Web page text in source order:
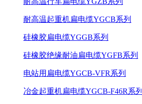
耐高温起重机扁电缆YGCB系列
硅橡胶扁电缆YGGB系列
硅橡胶绝缘耐油扁电缆YGFB系列
电站用扁电缆YGCB-VFR系列
冶金起重机扁电缆YGCB-F46R系列